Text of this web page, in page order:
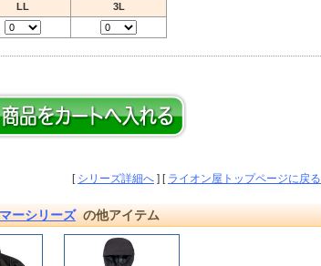
LL 3L
[ シリーズ詳細へ ] [ ライオン屋トップページに戻る
ーシリーズの他アイテム